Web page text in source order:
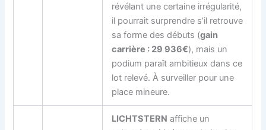
révélant une certaine irrégularité,
il pourrait surprendre s’il retrouve
sa forme des débuts (gain
carrière : 29 936€), mais un
podium paraît ambitieux dans ce
lot relevé. À surveiller pour une
place mineure.
LICHTSTERN affiche un